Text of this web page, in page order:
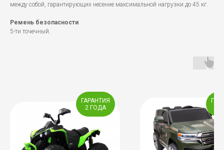
между собой, гарантирующих несение максимальной нагрузки до 45 кг.
Ремень безопасности
5-ти точечный.
ГАРАНТИЯ
2 ГОДА